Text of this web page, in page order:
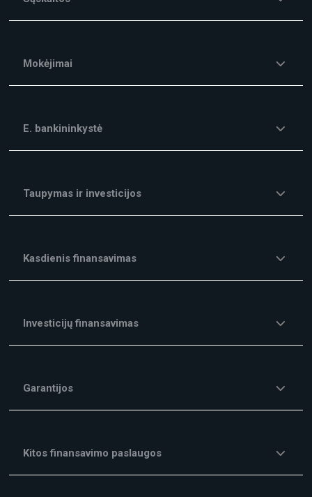
Mokėjimai
E. bankininkystė
Taupymas ir investicijos
Kasdienis finansavimas
Investicijų finansavimas
Garantijos
Kitos finansavimo paslaugos